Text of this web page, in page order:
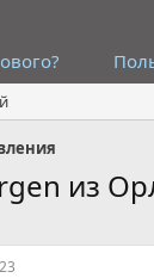
из